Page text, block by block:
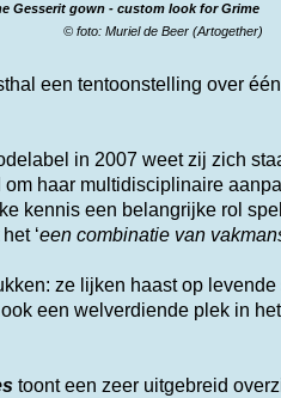
Gesserit gown - custom look for Grime
© foto: Muriel de Beer (Artogether)
een tentoonstelling over
in 2007 weet zij zich
haar multidisciplinaire
kennis een belangrijke rol
het ‘een combinatie van
ze lijken haast op
een welverdiende plek in
toont een zeer uitgebreid